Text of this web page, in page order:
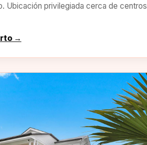
Ubicación privilegiada cerca de centros
→